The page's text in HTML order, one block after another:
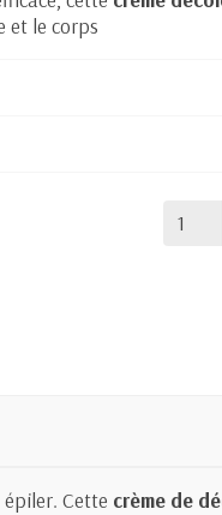
et le corps
Cette crème de